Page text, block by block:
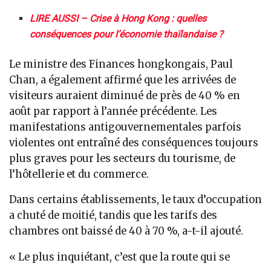
LIRE AUSSI – Crise à Hong Kong : quelles
conséquences pour l’économie thaïlandaise ?
Le ministre des Finances hongkongais, Paul
Chan, a également affirmé que les arrivées de
visiteurs auraient diminué de près de 40 % en
août par rapport à l’année précédente. Les
manifestations antigouvernementales parfois
violentes ont entraîné des conséquences toujours
plus graves pour les secteurs du tourisme, de
l’hôtellerie et du commerce.
Dans certains établissements, le taux d’occupation
a chuté de moitié, tandis que les tarifs des
chambres ont baissé de 40 à 70 %, a-t-il ajouté.
« Le plus inquiétant, c’est que la route qui se